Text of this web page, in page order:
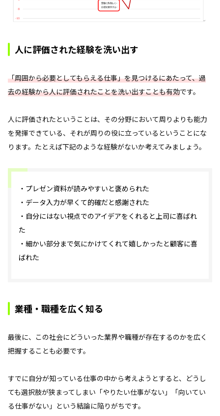
人に評価された経験を洗い出す
「周囲から必要としてもらえる仕事」を見つけるにあたって、過
去の経験から人に評価されたことを洗い出すことも有効です。
人に評価されたということは、その分野において周りよりも能力
を発揮できている、それが周りの役に立っているということにな
ります。たとえば下記のような経験がないか考えてみましょう。
・プレゼン資料が読みやすいと褒められた
・データ入力が早くて的確だと感謝された
・自分にはない視点でのアイデアをくれると上司に喜ばれ
た
・細かい部分まで気にかけてくれて嬉しかったと顧客に喜
ばれた
業種・職種を広く知る
最後に、この社会にどういった業界や職種が存在するのかを広く
把握することも必要です。
すでに自分が知っている仕事の中から考えようとすると、どうし
ても選択肢が狭まってしまい「やりたい仕事がない」「向いてい
る仕事がない」という結論に陥りがちです。